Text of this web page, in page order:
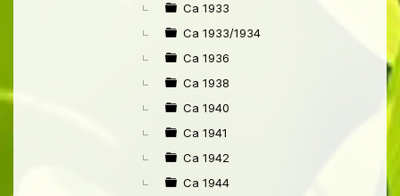
Ca 1933
Ca 1933/1934
Ca 1936
Ca 1938
Ca 1940
Ca 1941
Ca 1942
Ca 1944